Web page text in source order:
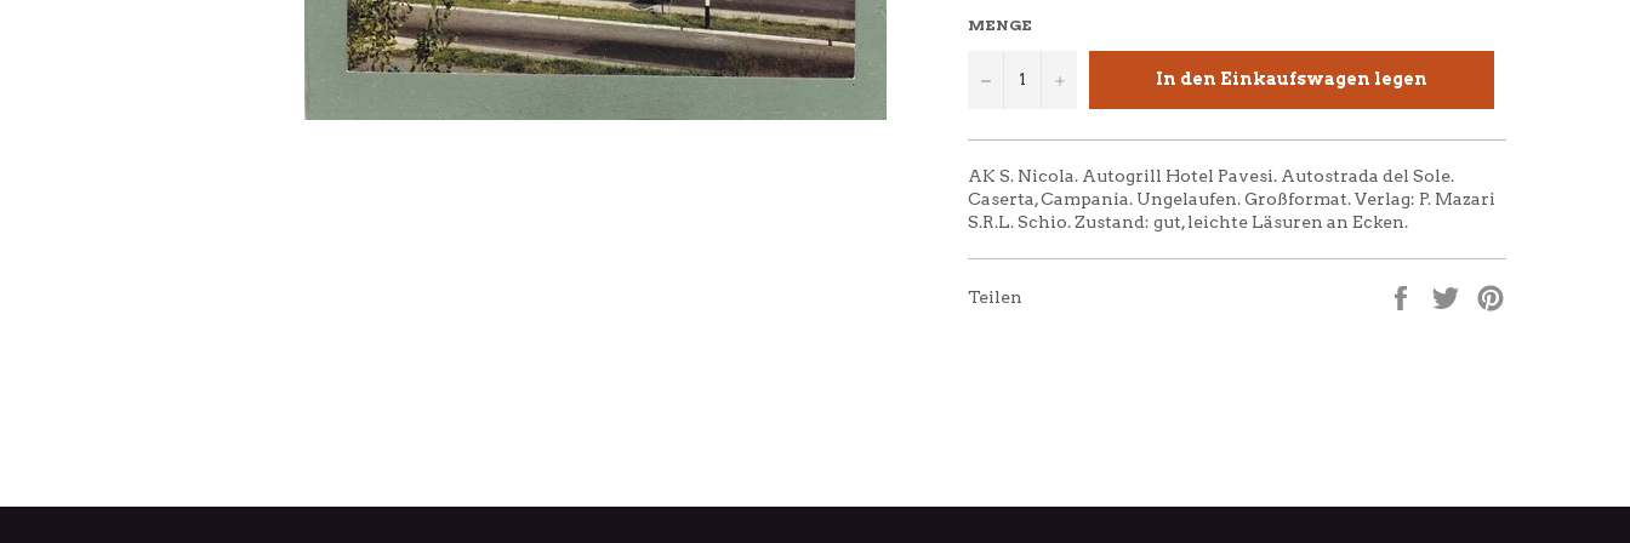
MENGE
− + In den Einkaufswagen legen
AK S. Nicola. Autogrill Hotel Pavesi. Autostrada del Sole.
Caserta, Campania. Ungelaufen. Großformat. Verlag: P. Mazari
S.R.L. Schio. Zustand: gut, leichte Läsuren an Ecken.
Teilen
Auf
Facebook
Auf
Twitter